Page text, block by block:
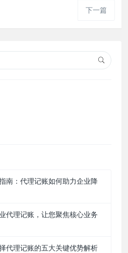
下一篇
南：代理记账如何助力企业降
代理记账，让您聚焦核心业务
代理记账的五大关键优势解析